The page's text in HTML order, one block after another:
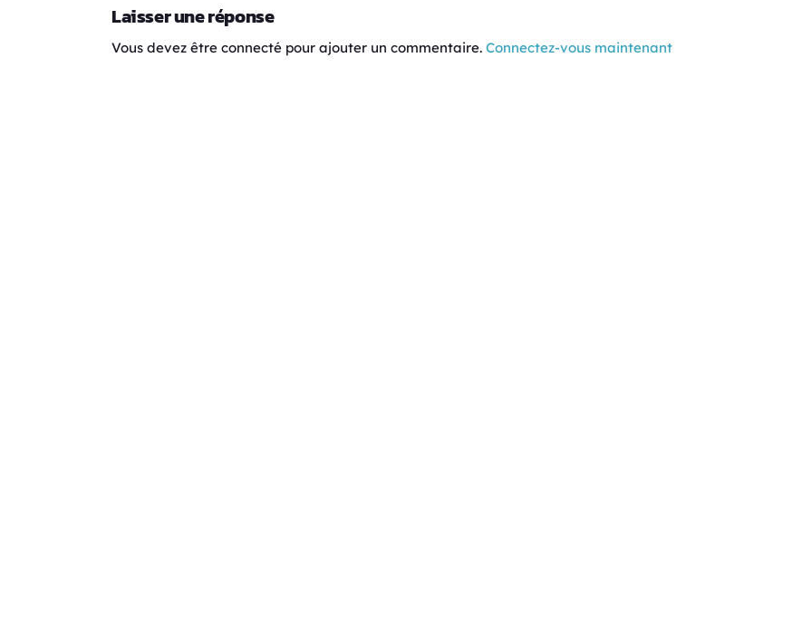
Laisser une réponse
Vous devez être connecté pour ajouter un commentaire. Connectez-vous maintenant